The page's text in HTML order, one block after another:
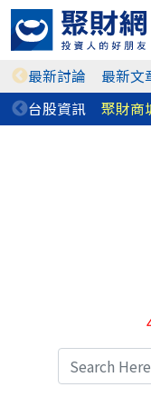
最新討論 最新文
台股資訊
聚財商